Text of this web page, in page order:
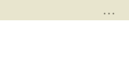
* * *